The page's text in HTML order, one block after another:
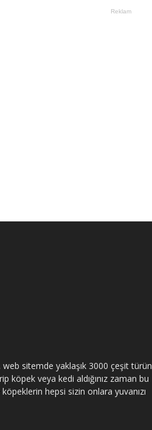
Reklam
sitemde yaklaşık 3000 çeşit türün
köpek veya kedi aldığınız zaman bu
hepsi sizin onlara yuvanızı